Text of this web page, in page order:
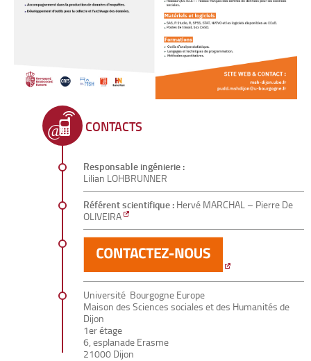
CONTACTS
Responsable ingénierie :
Lilian LOHBRUNNER
Référent scientifique : Hervé MARCHAL – Pierre De
OLIVEIRA
Université Bourgogne Europe
Maison des Sciences sociales et des Humanités de
Dijon
1er étage
6, esplanade Erasme
21000 Dijon